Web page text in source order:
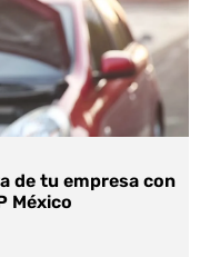
de tu empresa con
México